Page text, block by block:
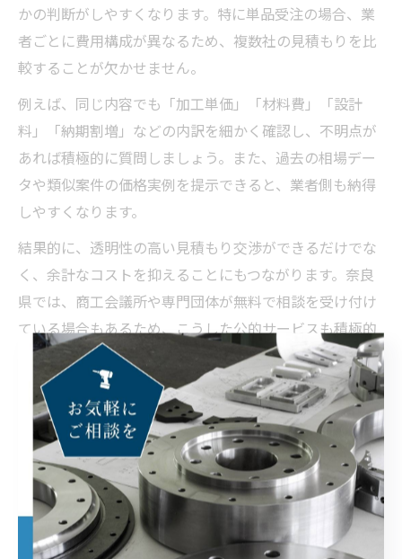
かの判断がしやすくなります。特に単品受注の場合、業
者ごとに費用構成が異なるため、複数社の見積もりを比
較することが欠かせません。
例えば、同じ内容でも「加工単価」「材料費」「設計
料」「納期割増」などの内訳を細かく確認し、不明点が
あれば積極的に質問しましょう。また、過去の相場デー
タや類似案件の価格実例を提示できると、業者側も納得
しやすくなります。
結果的に、透明性の高い見積もり交渉ができるだけでな
く、余計なコストを抑えることにもつながります。奈良
県では、商工会議所や専門団体が無料で相談を受け付け
ている場合もあるため、こうした公的サービスも積極的
に活用しましょう。
機械加工単品の費用交渉ポイントとは
機械加工を単品で依頼する際、費用交渉のポイントを押
さえることで、より有利な条件で取引を進めることが可
能です。まず、図面や仕様書をできるだけ詳細に準備
し、希望納期や品質基準も明確に伝えることが重要で
す。情報が曖昧な場合、業者側はリスクを見込んで高め